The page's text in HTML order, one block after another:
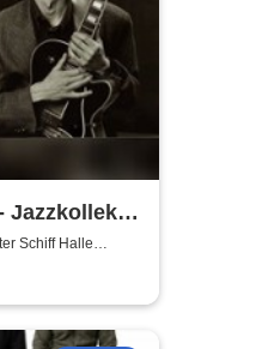
Jazzkollektiv
Schiff Halle